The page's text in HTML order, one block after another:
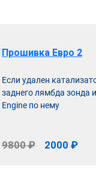
Прошивка Евро 2
Если удален
заднего лямбда зонда
Engine по нему
9800 ₽ 2000 ₽